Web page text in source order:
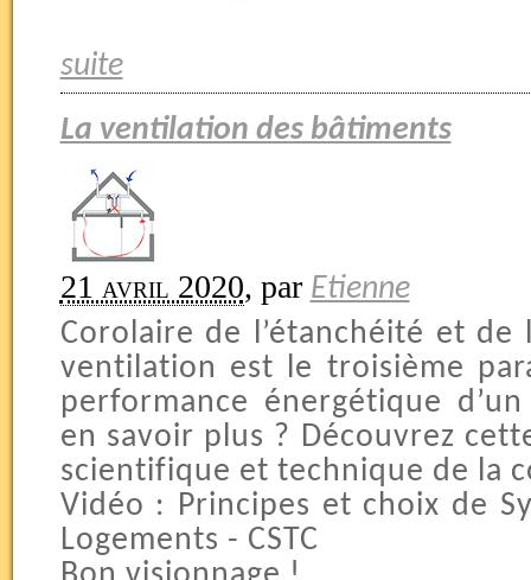
suite
La ventilation des bâtiments
21 avril 2020, par Etienne
Corolaire de l’étanchéité et
ventilation est le troisième
performance énergétique
en savoir plus ? Découvrez
scientifique et technique de la
Vidéo : Principes et choix de
Logements - CSTC